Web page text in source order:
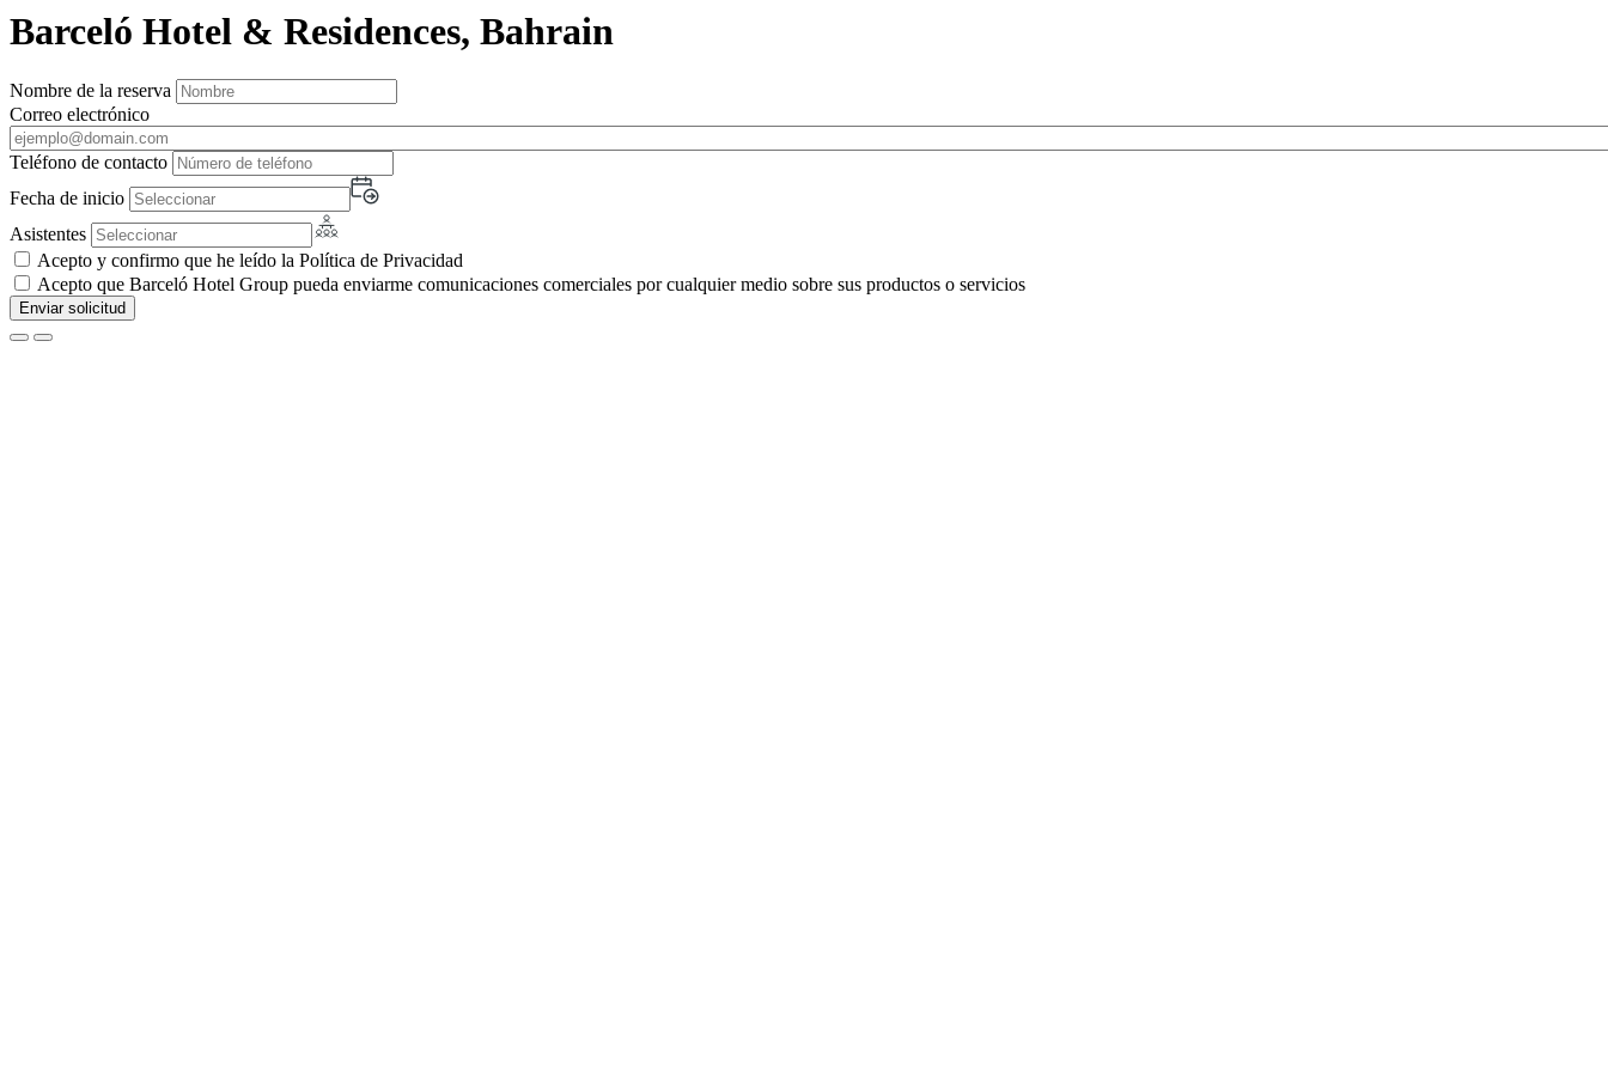
Barceló Hotel & Residences, Bahrain
Nombre de la reserva
Correo electrónico
Teléfono de contacto
Fecha de inicio
Asistentes
Acepto y confirmo que he leído la Política de Privacidad
Acepto que Barceló Hotel Group pueda enviarme comunicaciones comerciales por cualquier medio sobre sus productos o servicios
Enviar solicitud